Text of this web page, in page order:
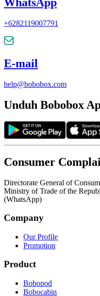
+6282119007791
E-mail
help@bobobox.com
Unduh Bobobox
Consumer
Directorate General of
Ministry of Trade of the
(WhatsApp)
Company
Our Profile
Promotion
Product
Bobopod
Bobocabin